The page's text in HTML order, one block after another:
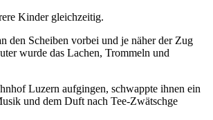
Kinder gleichzeitig.
den Scheiben vorbei und je näher der Zug
wurde das Lachen, Trommeln und
Luzern aufgingen, schwappte ihnen ein
und dem Duft nach Tee-Zwätschge